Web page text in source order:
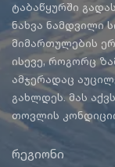
ტაბაწყურში
ნახვა ნამდვილი
მიმართულების
ისევე, როგორც
ამჯერადაც
გახლდეს. მას
თოვლის
რეგიონი